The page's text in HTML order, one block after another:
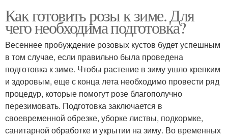
Как готовить розы к зиме. Для
чего необходима подготовка?
Весеннее пробуждение розовых кустов будет успешным
в том случае, если правильно была проведена
подготовка к зиме. Чтобы растение в зиму ушло крепким
и здоровым, еще с конца лета необходимо провести ряд
процедур, которые помогут розе благополучно
перезимовать. Подготовка заключается в
своевременной обрезке, уборке листвы, подкормке,
санитарной обработке и укрытии на зиму. Во временных